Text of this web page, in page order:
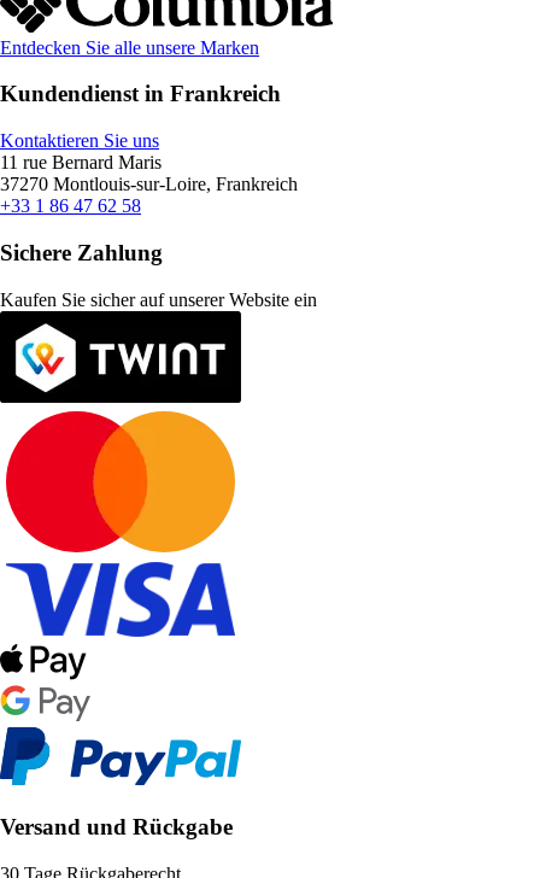
Entdecken Sie alle unsere Marken
Kundendienst in Frankreich
Kontaktieren Sie uns
11 rue Bernard Maris
37270 Montlouis-sur-Loire, Frankreich
+33 1 86 47 62 58
Sichere Zahlung
Kaufen Sie sicher auf unserer Website ein
Versand und Rückgabe
30 Tage Rückgaberecht